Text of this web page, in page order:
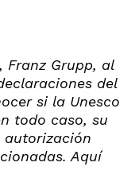
Franz Grupp, al
del
si la Unesco
todo caso, su
Aquí